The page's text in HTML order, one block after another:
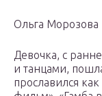
Ольга Морозова
Девочка, с
и танцами,
прославился